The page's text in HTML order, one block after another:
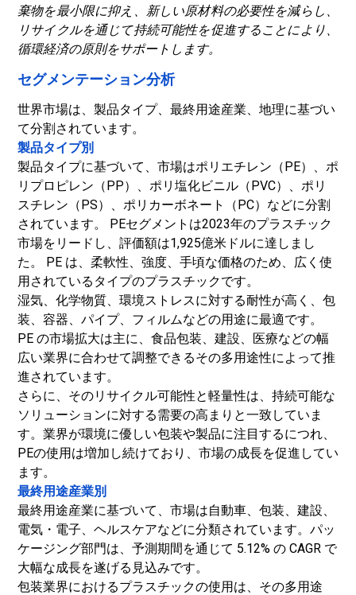
棄物を最小限に抑え、新しい原材料の必要性を減らし、
リサイクルを通じて持続可能性を促進することにより、
循環経済の原則をサポートします。
セグメンテーション分析
世界市場は、製品タイプ、最終用途産業、地理に基づい
て分割されています。
製品タイプ別
製品タイプに基づいて、市場はポリエチレン（PE）、ポ
リプロピレン（PP）、ポリ塩化ビニル（PVC）、ポリ
スチレン（PS）、ポリカーボネート（PC）などに分割
されています。 PEセグメントは2023年のプラスチック
市場をリードし、評価額は1,925億米ドルに達しまし
た。 PE は、柔軟性、強度、手頃な価格のため、広く使
用されているタイプのプラスチックです。
湿気、化学物質、環境ストレスに対する耐性が高く、包
装、容器、パイプ、フィルムなどの用途に最適です。
PE の市場拡大は主に、食品包装、建設、医療などの幅
広い業界に合わせて調整できるその多用途性によって推
進されています。
さらに、そのリサイクル可能性と軽量性は、持続可能な
ソリューションに対する需要の高まりと一致していま
す。業界が環境に優しい包装や製品に注目するにつれ、
PEの使用は増加し続けており、市場の成長を促進してい
ます。
最終用途産業別
最終用途産業に基づいて、市場は自動車、包装、建設、
電気・電子、ヘルスケアなどに分類されています。パッ
ケージング部門は、予測期間を通じて 5.12% の CAGR で
大幅な成長を遂げる見込みです。
包装業界におけるプラスチックの使用は、その多用途